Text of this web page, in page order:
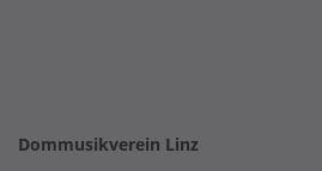
Dommusikverein Linz